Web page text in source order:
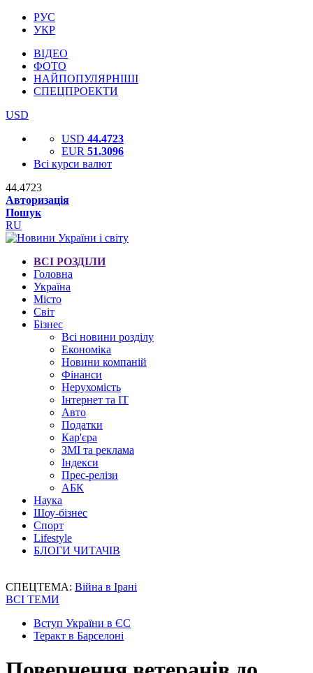
РУС
УКР
ВІДЕО
ФОТО
НАЙПОПУЛЯРНІШІ
СПЕЦПРОЕКТИ
USD
USD 44.4723
EUR 51.3096
Всі курси валют
44.4723
Авторизація
Пошук
RU
ВСІ РОЗДІЛИ
Головна
Україна
Місто
Світ
Бізнес
Всі новини розділу
Економіка
Новини компаній
Фінанси
Нерухомість
Інтернет та IT
Авто
Податки
Кар'єра
ЗМІ та реклама
Індекси
Прес-релізи
АБК
Наука
Шоу-бізнес
Спорт
Lifestyle
БЛОГИ ЧИТАЧІВ
СПЕЦТЕМА: Війна в Ірані
ВСІ ТЕМИ
Вступ України в ЄС
Теракт в Барселоні